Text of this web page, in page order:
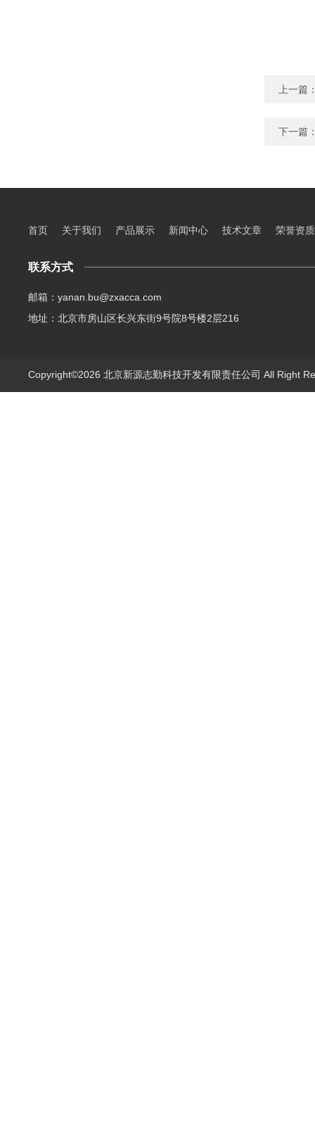
上一篇
下一篇
首页 关于我们 产品展示 新闻中心 技术文章 荣誉资质
联系方式
邮箱：yanan.bu@zxacca.com
地址：北京市房山区长兴东街9号院8号楼2层216
Copyright©2026 北京新源志勤科技开发有限责任公司 All Right